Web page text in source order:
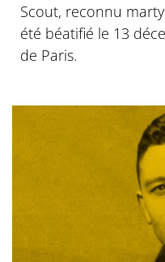
Scout, reconnu
été béatifié le 13
de Paris.